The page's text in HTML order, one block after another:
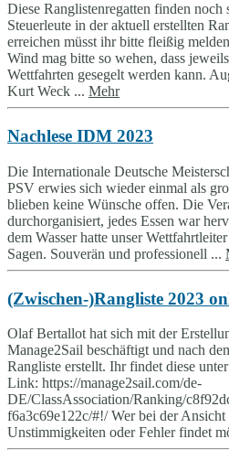
Diese Ranglistenregatten finden
Steuerleute in der aktuell erstellten
erreichen müsst ihr bitte fleißig
Wind mag bitte so wehen, dass
Wettfahrten gesegelt werden kann.
Kurt Weck ... Mehr
Nachlese IDM 2023
Die Internationale Deutsche
PSV erwies sich wieder einmal als
blieben keine Wünsche offen. Die
durchorganisiert, jedes Essen war
dem Wasser hatte unser
Sagen. Souverän und professionell ...
(Zwischen-)Rangliste 2023
Olaf Bertallot hat sich mit der
Manage2Sail beschäftigt und nach
Rangliste erstellt. Ihr findet diese
Link: https://manage2sail.com/de-
DE/ClassAssociation/Ranking/
f6a3c69e122c/#!/ Wer bei der
Unstimmigkeiten oder Fehler findet